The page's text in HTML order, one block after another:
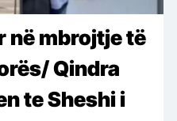
në mbrojtje të
Qindra
te Sheshi i